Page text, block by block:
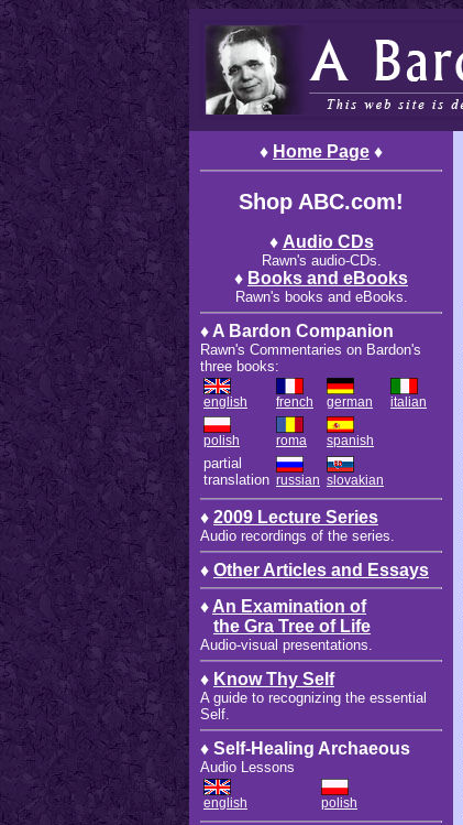
♦ Home Page ♦
Shop ABC.com!
♦ Audio CDs
Rawn's audio-CDs.
♦ Books and eBooks
Rawn's books and eBooks.
♦ A Bardon Companion
Rawn's Commentaries on Bardon's
three books:
english french german italian
polish roma spanish
partial
translation russian slovakian
♦ 2009 Lecture Series
Audio recordings of the series.
♦ Other Articles and Essays
♦ An Examination of
the Gra Tree of Life
Audio-visual presentations.
♦ Know Thy Self
A guide to recognizing the essential
Self.
♦ Self-Healing Archaeous
Audio Lessons
english polish